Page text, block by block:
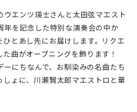
エンツ瑛士さんと太田弦マエスト
年を記念した特別な演奏会の中か
ひとあし先にお届けします。リクエ
曲がオープニングを飾ります！
にちなんで、お馴染みの名曲たち
しょに、川瀬賢太郎マエストロと華